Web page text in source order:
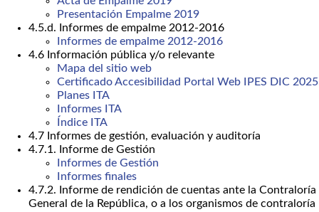
Presentación Empalme 2019
4.5.d. Informes de empalme 2012-2016
Informes de empalme 2012-2016
4.6 Información pública y/o relevante
Mapa del sitio web
Certificado Accesibilidad Portal Web IPES DIC 2025
Planes ITA
Informes ITA
Índice ITA
4.7 Informes de gestión, evaluación y auditoría
4.7.1. Informe de Gestión
Informes de Gestión
Informes finales
4.7.2. Informe de rendición de cuentas ante la Contraloría
General de la República, o a los organismos de contraloría